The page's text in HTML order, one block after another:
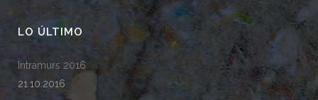
LO ÚLTIMO
Intramurs 2016
21.10.2016